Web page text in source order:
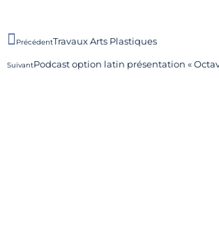
PrécédentTravaux Arts Plastiques
SuivantPodcast option latin présentation «